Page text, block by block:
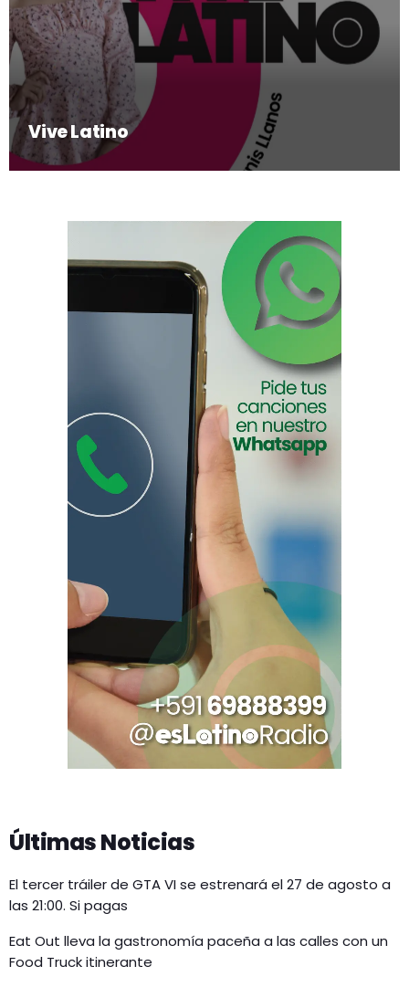
Vive Latino
Últimas Noticias
El tercer tráiler de GTA VI se estrenará el 27 de agosto a
las 21:00. Si pagas
Eat Out lleva la gastronomía paceña a las calles con un
Food Truck itinerante